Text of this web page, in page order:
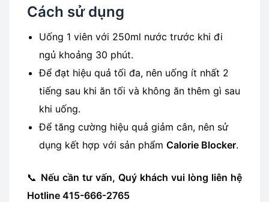
Cách sử dụng
Uống 1 viên với 250ml nước trước khi đi
ngủ khoảng 30 phút.
Để đạt hiệu quả tối đa, nên uống ít nhất 2
tiếng sau khi ăn tối và không ăn thêm gì sau
khi uống.
Để tăng cường hiệu quả giảm cân, nên sử
dụng kết hợp với sản phẩm Calorie Blocker.
📞 Nếu cần tư vấn, Quý khách vui lòng liên hệ
Hotline 415-666-2765